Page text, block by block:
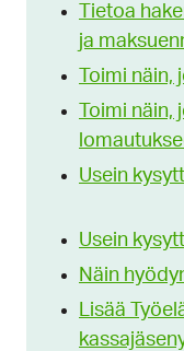
Tietoa
ja
Toimi
Toimi
Usein
Usein
Näin
Lisää